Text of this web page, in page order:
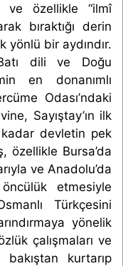
ve özellikle “ilmî
bıraktığı derin
yönlü bir aydındır.
dili ve Doğu
en donanımlı
Odası’ndaki
Sayıştay’ın ilk
kadar devletin pek
özellikle Bursa’da
ve Anadolu’da
etmesiyle
Türkçesini
yönelik
çalışmaları ve
kurtarıp